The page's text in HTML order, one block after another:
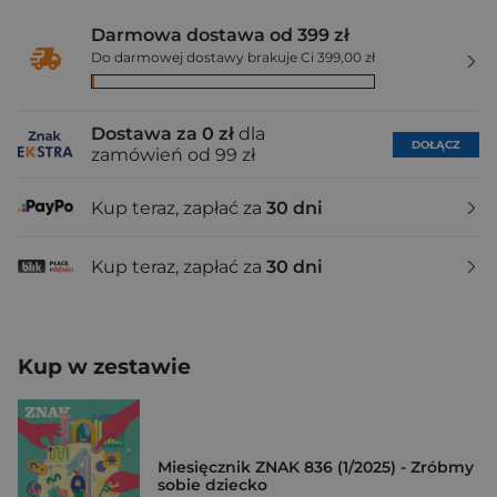
Darmowa dostawa od 399 zł
Do darmowej dostawy brakuje Ci 399,00 zł
Dostawa za 0 zł dla
zamówień od 99 zł
DOŁĄCZ
Kup teraz, zapłać za 30 dni
Kup teraz, zapłać za 30 dni
Kup w zestawie
Miesięcznik ZNAK 836 (1/2025) - Zróbmy
sobie dziecko